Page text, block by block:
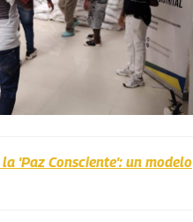
'Paz Consciente': un modelo